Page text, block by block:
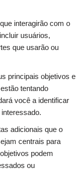
interagirão com o
usuários,
que usarão ou
principais objetivos e
tentando
você a identificar
adicionais que o
centrais para
podem
ou